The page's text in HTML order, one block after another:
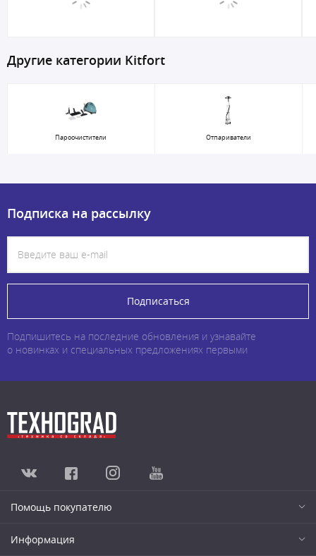
Другие категории Kitfort
Пароочистители Отпариватели
Подписка на рассылку
Подписаться
Подпишитесь на последние обновления и узнавайте
о новинках и специальных предложениях первыми
Помощь покупателю
Информация